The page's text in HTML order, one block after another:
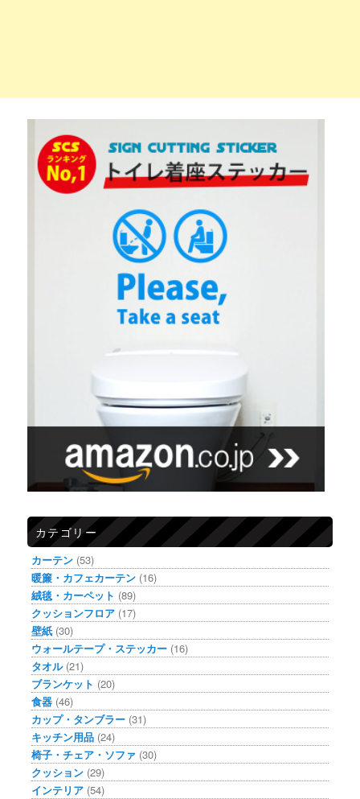
カテゴリー
カーテン (53)
暖簾・カフェカーテン (16)
絨毯・カーペット (89)
クッションフロア (17)
壁紙 (30)
ウォールテープ・ステッカー (16)
タオル(21)
ブランケット (20)
食器 (46)
カップ・タンブラー (31)
キッチン用品 (24)
椅子・チェア・ソファ (30)
クッション (29)
インテリア (54)